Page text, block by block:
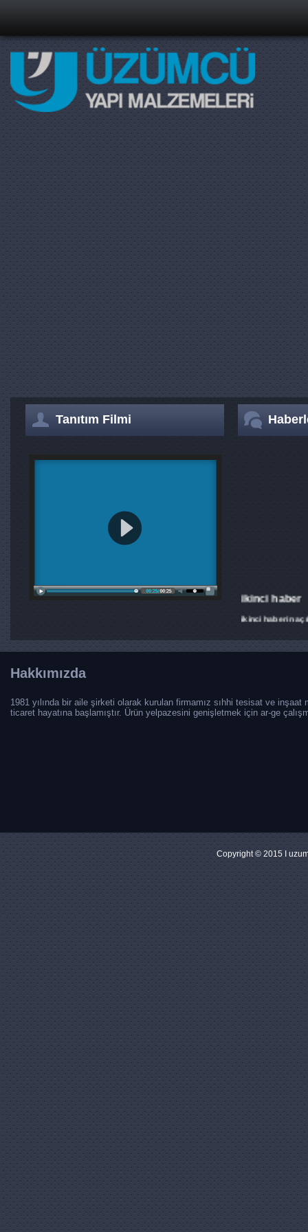
Tanıtım Filmi
ikinci haber
ikinci haberin
ilk haber
Hakkımızda
1981 yılında bir aile şirketi olarak kurulan firmamız sıhhi tesisat ve
ticaret hayatına başlamıştır. Ürün yelpazesini genişletmek için ar-ge
Copyright © 2015 I